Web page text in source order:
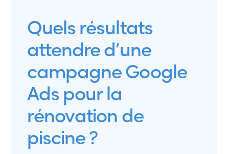
Quels résultats
attendre d’une
campagne Google
Ads pour la
rénovation de
piscine ?